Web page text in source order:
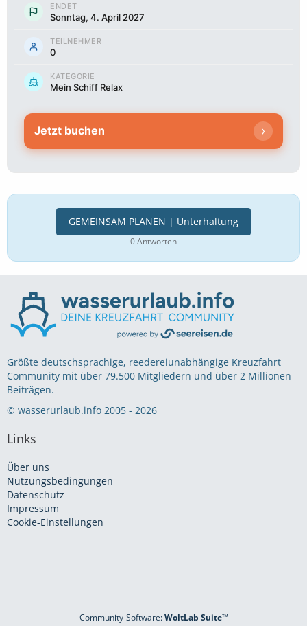
ENDET
Sonntag, 4. April 2027
TEILNEHMER
0
KATEGORIE
Mein Schiff Relax
Jetzt buchen ›
GEMEINSAM PLANEN | Unterhaltung
0 Antworten
Größte deutschsprachige, reedereiunabhängige Kreuzfahrt
Community mit über 79.500 Mitgliedern und über 2 Millionen
Beiträgen.
© wasserurlaub.info 2005 - 2026
Links
Über uns
Nutzungsbedingungen
Datenschutz
Impressum
Cookie-Einstellungen
Community-Software:WoltLab Suite™